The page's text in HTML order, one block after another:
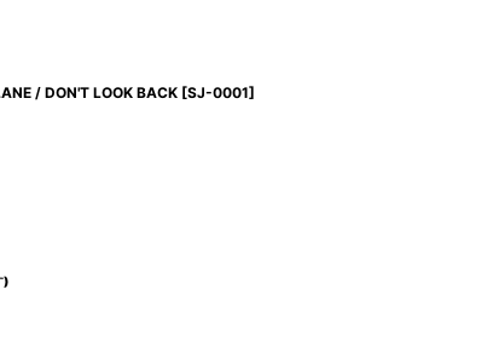
/ DON'T LOOK BACK [SJ-0001]
)